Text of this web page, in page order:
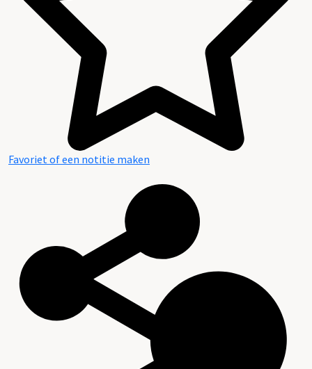
Favoriet of een notitie maken